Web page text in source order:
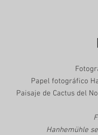
Papel fotográfico
Paisaje de Cactus del
Hanhemühle